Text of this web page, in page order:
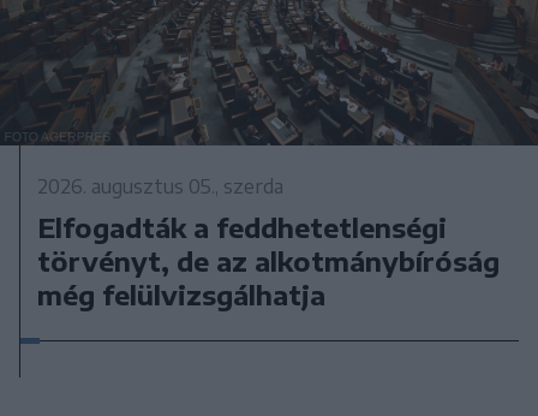
2026. augusztus 05., szerda
Elfogadták a feddhetetlenségi
törvényt, de az alkotmánybíróság
még felülvizsgálhatja